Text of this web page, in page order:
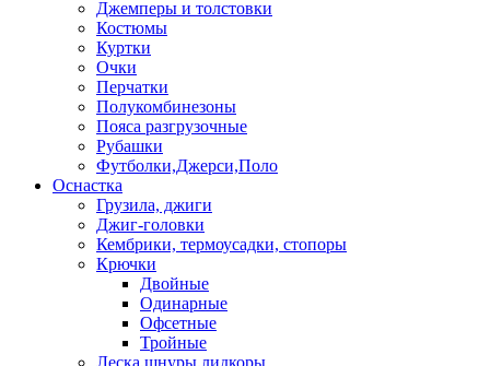
Джемперы и толстовки
Костюмы
Куртки
Очки
Перчатки
Полукомбинезоны
Пояса разгрузочные
Рубашки
Футболки,Джерси,Поло
Оснастка
Грузила, джиги
Джиг-головки
Кембрики, термоусадки, стопоры
Крючки
Двойные
Одинарные
Офсетные
Тройные
Леска,шнуры,лидкоры